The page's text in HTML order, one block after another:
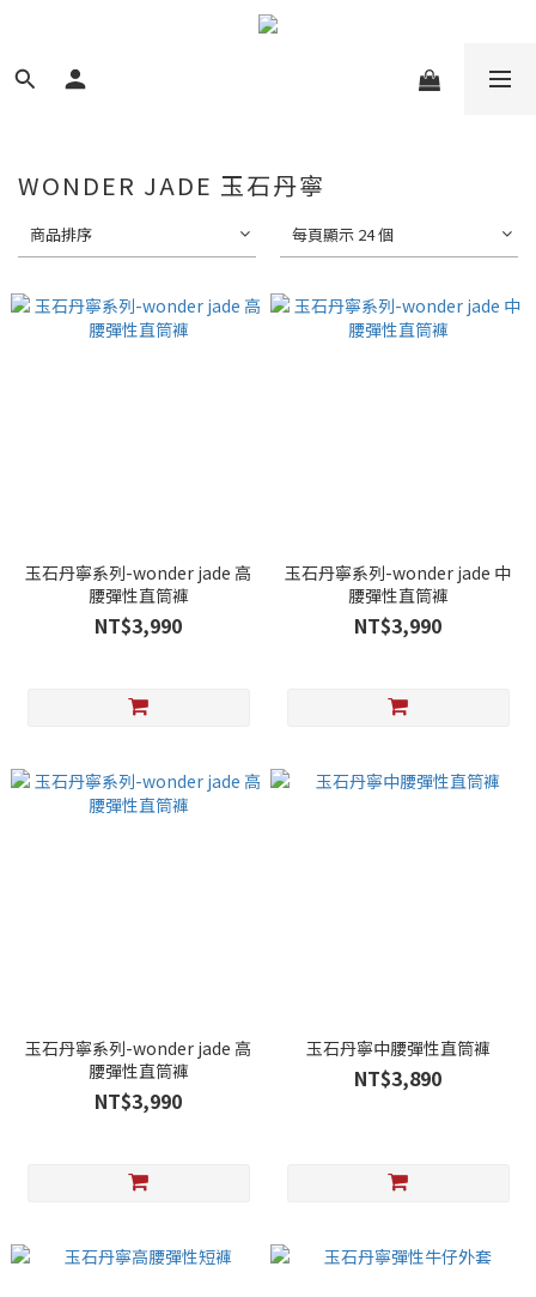
WONDER JADE 玉石丹寧
商品排序 每頁顯示 24 個
玉石丹寧系列-wonder jade 高
腰彈性直筒褲
NT$3,990
玉石丹寧系列-wonder jade 中
腰彈性直筒褲
NT$3,990
玉石丹寧系列-wonder jade 高
腰彈性直筒褲
NT$3,990
玉石丹寧中腰彈性直筒褲
NT$3,890